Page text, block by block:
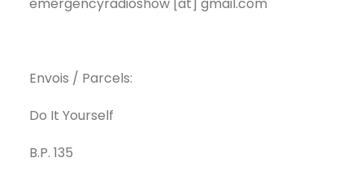
Envois / Parcels:
Do It Yourself
B.P. 135